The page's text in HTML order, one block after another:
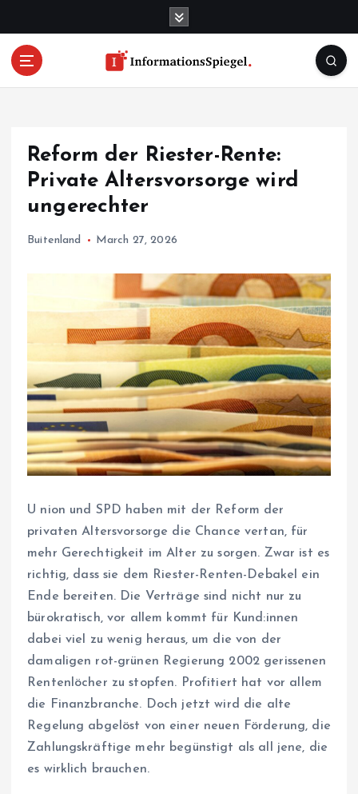
Reform der Riester-Rente:
Private Altersvorsorge wird
ungerechter
Buitenland March 27, 2026
U nion und SPD haben mit der Reform der
privaten Altersvorsorge die Chance vertan, für
mehr Gerechtigkeit im Alter zu sorgen. Zwar ist es
richtig, dass sie dem Riester-Renten-Debakel ein
Ende bereiten. Die Verträge sind nicht nur zu
bürokratisch, vor allem kommt für Kun­d:in­nen
dabei viel zu wenig heraus, um die von der
damaligen rot-grünen Regierung 2002 gerissenen
Rentenlöcher zu stopfen. Profitiert hat vor allem
die Finanzbranche. Doch jetzt wird die alte
Regelung abgelöst von einer neuen Förderung, die
Zahlungskräftige mehr begünstigt als all jene, die
es wirklich brauchen.